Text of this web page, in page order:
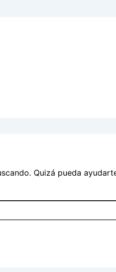
Quizá pueda